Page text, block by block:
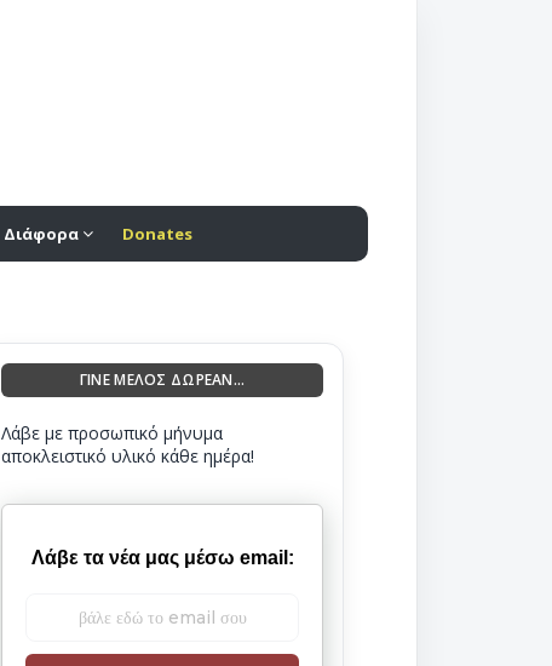
Διάφορα Donates
ΓΙΝΕ ΜΕΛΟΣ ΔΩΡΕΑΝ...
Λάβε με προσωπικό μήνυμα
αποκλειστικό υλικό κάθε ημέρα!
Λάβε τα νέα μας μέσω email: